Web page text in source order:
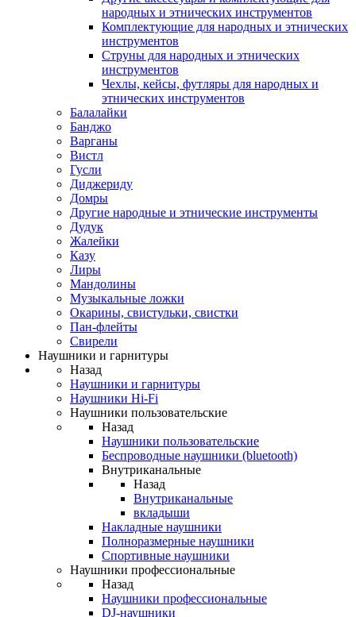
народных и этнических инструментов
Комплектующие для народных и этнических
инструментов
Струны для народных и этнических
инструментов
Чехлы, кейсы, футляры для народных и
этнических инструментов
Балалайки
Банджо
Варганы
Вистл
Гусли
Диджериду
Домры
Другие народные и этнические инструменты
Дудук
Жалейки
Казу
Лиры
Мандолины
Музыкальные ложки
Окарины, свистульки, свистки
Пан-флейты
Свирели
Наушники и гарнитуры
Назад
Наушники и гарнитуры
Наушники Hi-Fi
Наушники пользовательские
Назад
Наушники пользовательские
Беспроводные наушники (bluetooth)
Внутриканальные
Назад
Внутриканальные
вкладыши
Накладные наушники
Полноразмерные наушники
Спортивные наушники
Наушники профессиональные
Назад
Наушники профессиональные
DJ-наушники